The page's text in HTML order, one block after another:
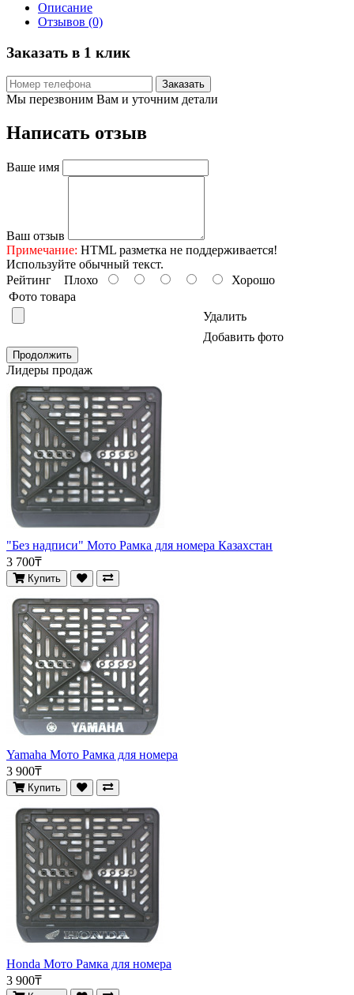
Описание
Отзывов (0)
Заказать в 1 клик
Заказать
Мы перезвоним Вам и уточним детали
Написать отзыв
Ваше имя
Ваш отзыв
Примечание: HTML разметка не поддерживается!
Используйте обычный текст.
Рейтинг Плохо
Хорошо
Фото товара
Удалить
Добавить фото
Продолжить
Лидеры продаж
"Без надписи" Мото Рамка для номера Казахстан
3 700₸
Купить
Yamaha Мото Рамка для номера
3 900₸
Купить
Honda Мото Рамка для номера
3 900₸